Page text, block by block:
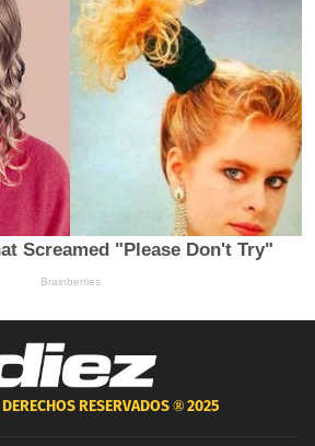
RESERVADOS ®2025